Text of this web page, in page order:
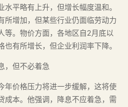
平略有上升，但增长幅度温和。
所增加，但某些行业仍面临劳动力
等。物价方面，各地区自2月底以
有所增长，但企业利润率下降。
，但不必着急
年价格压力将进一步缓解，这将使
成本。他强调，降息不应着急，需